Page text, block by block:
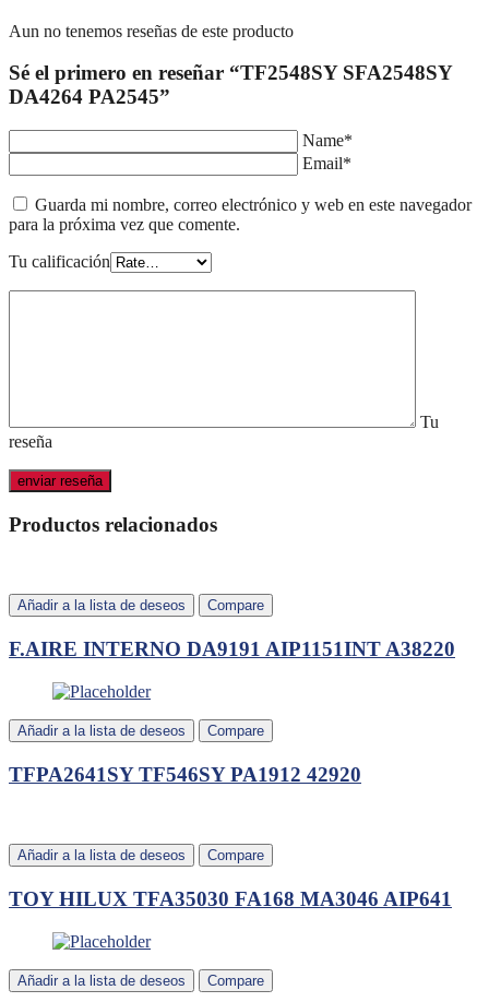
Aun no tenemos reseñas de este producto
Sé el primero en reseñar “TF2548SY SFA2548SY
DA4264 PA2545”
Name*
Email*
Guarda mi nombre, correo electrónico y web en este navegador
para la próxima vez que comente.
Tu calificación
Tu
reseña
Productos relacionados
Añadir a la lista de deseos Compare
F.AIRE INTERNO DA9191 AIP1151INT A38220
Añadir a la lista de deseos Compare
TFPA2641SY TF546SY PA1912 42920
Añadir a la lista de deseos Compare
TOY HILUX TFA35030 FA168 MA3046 AIP641
Añadir a la lista de deseos Compare